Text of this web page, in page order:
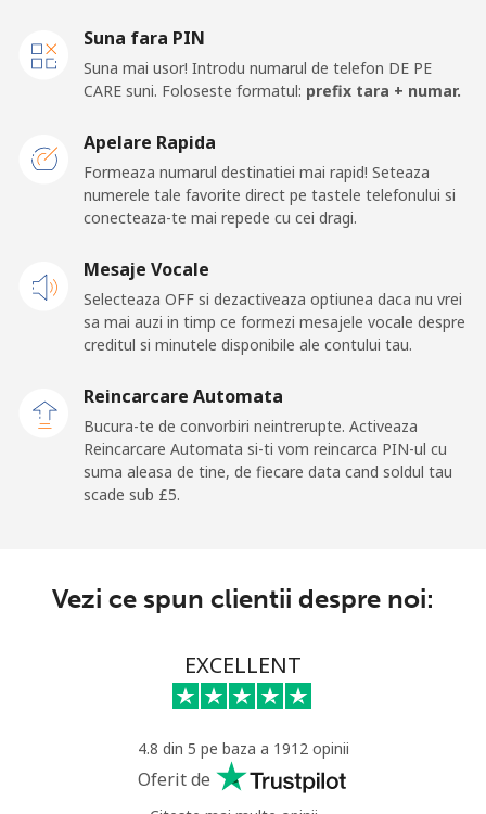
Mobil
⁦£10⁩
Malawi
Telefon fix ⁦47.9p⁩
20 min pentru
⁦£10⁩
-
⁦47.9p⁩
Malaysia
Telefon fix ⁦1.3p⁩
pentru ⁦£10⁩
⁦1.3p⁩
769 min
11 min pentru
⁦84.5p⁩
11 min pentru
⁦£10⁩
Suna fara PIN
Suna mai usor! Introdu numarul de telefon DE PE
CARE suni. Foloseste formatul: prefix tara + numar.
Apelare Rapida
Formeaza numarul destinatiei mai rapid! Seteaza
numerele tale favorite direct pe tastele telefonului si
conecteaza-te mai repede cu cei dragi.
Mesaje Vocale
Selecteaza OFF si dezactiveaza optiunea daca nu vrei
sa mai auzi in timp ce formezi mesajele vocale despre
creditul si minutele disponibile ale contului tau.
Reincarcare Automata
Bucura-te de convorbiri neintrerupte. Activeaza
Reincarcare Automata si-ti vom reincarca PIN-ul cu
suma aleasa de tine, de fiecare data cand soldul tau
scade sub ⁦£5⁩.
Vezi ce spun clientii despre noi:
EXCELLENT
4.8 din 5 pe baza a 1912 opinii
Oferit de